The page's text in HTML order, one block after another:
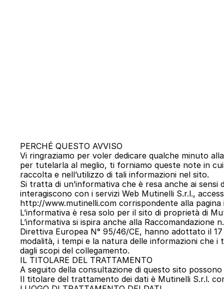
PERCHÉ QUESTO AVVISO
Vi ringraziamo per voler dedicare qualche minuto
per tutelarla al meglio, ti forniamo queste note in
raccolta e nell’utilizzo di tali informazioni nel sito.
Si tratta di un’informativa che è resa anche ai sensi
interagiscono con i servizi Web Mutinelli S.r.l.,
http://www.mutinelli.com corrispondente alla pagina
L’informativa è resa solo per il sito di proprietà di
L’informativa si ispira anche alla
Direttiva Europea N° 95/46/CE, hanno adottato il
modalità, i tempi e la natura delle informazioni che
dagli scopi del collegamento.
IL TITOLARE DEL TRATTAMENTO
A seguito della consultazione di questo sito
Il titolare del trattamento dei dati è Mutinelli S.r.l.